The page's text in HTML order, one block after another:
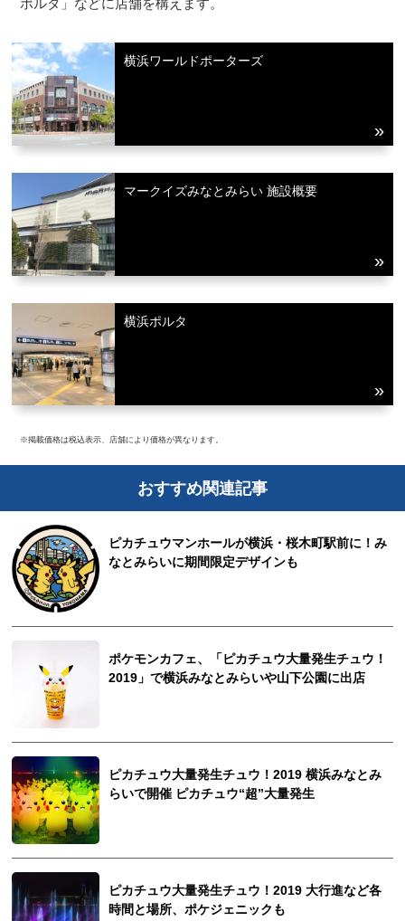
ポルタ」などに店舗を構えます。
横浜ワールドポーターズ
マークイズみなとみらい 施設概要
横浜ポルタ
※掲載価格は税込表示、店舗により価格が異なります。
おすすめ関連記事
ピカチュウマンホールが横浜・桜木町駅前に！み
なとみらいに期間限定デザインも
ポケモンカフェ、「ピカチュウ大量発生チュウ！
2019」で横浜みなとみらいや山下公園に出店
ピカチュウ大量発生チュウ！2019 横浜みなとみ
らいで開催 ピカチュウ“超”大量発生
ピカチュウ大量発生チュウ！2019 大行進など各
時間と場所、ポケジェニックも